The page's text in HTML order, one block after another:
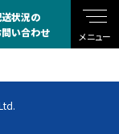
メニュー
状況の
い合わせ